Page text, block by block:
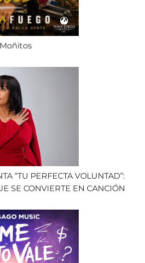
“TU PERFECTA VOLUNTAD”:
SE CONVIERTE EN CANCIÓN